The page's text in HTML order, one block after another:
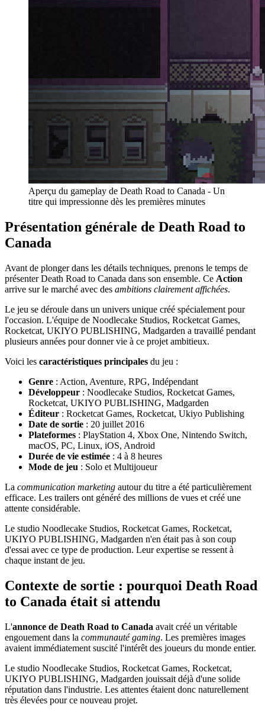
Aperçu du gameplay de Death Road to Canada - Un
titre qui impressionne dès les premières minutes
Présentation générale de Death Road to
Canada
Avant de plonger dans les détails techniques, prenons le temps de
présenter Death Road to Canada dans son ensemble. Ce Action
arrive sur le marché avec des ambitions clairement affichées.
Le jeu se déroule dans un univers unique créé spécialement pour
l'occasion. L'équipe de Noodlecake Studios, Rocketcat Games,
Rocketcat, UKIYO PUBLISHING, Madgarden a travaillé pendant
plusieurs années pour donner vie à ce projet ambitieux.
Voici les caractéristiques principales du jeu :
Genre : Action, Aventure, RPG, Indépendant
Développeur : Noodlecake Studios, Rocketcat Games,
Rocketcat, UKIYO PUBLISHING, Madgarden
Éditeur : Rocketcat Games, Rocketcat, Ukiyo Publishing
Date de sortie : 20 juillet 2016
Plateformes : PlayStation 4, Xbox One, Nintendo Switch,
macOS, PC, Linux, iOS, Android
Durée de vie estimée : 4 à 8 heures
Mode de jeu : Solo et Multijoueur
La communication marketing autour du titre a été particulièrement
efficace. Les trailers ont généré des millions de vues et créé une
attente considérable.
Le studio Noodlecake Studios, Rocketcat Games, Rocketcat,
UKIYO PUBLISHING, Madgarden n'en était pas à son coup
d'essai avec ce type de production. Leur expertise se ressent à
chaque instant de jeu.
Contexte de sortie : pourquoi Death Road
to Canada était si attendu
L'annonce de Death Road to Canada avait créé un véritable
engouement dans la communauté gaming. Les premières images
avaient immédiatement suscité l'intérêt des joueurs du monde entier.
Le studio Noodlecake Studios, Rocketcat Games, Rocketcat,
UKIYO PUBLISHING, Madgarden jouissait déjà d'une solide
réputation dans l'industrie. Les attentes étaient donc naturellement
très élevées pour ce nouveau projet.